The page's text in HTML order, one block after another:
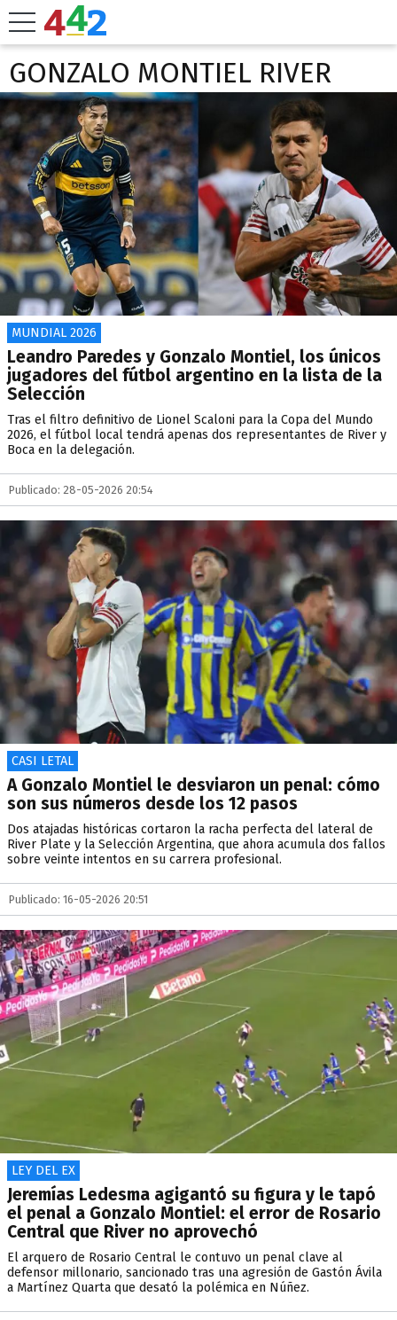
GONZALO MONTIEL RIVER
MUNDIAL 2026
Leandro Paredes y Gonzalo Montiel, los únicos
jugadores del fútbol argentino en la lista de la
Selección
Tras el filtro definitivo de Lionel Scaloni para la Copa del Mundo
2026, el fútbol local tendrá apenas dos representantes de River y
Boca en la delegación.
Publicado: 28-05-2026 20:54
CASI LETAL
A Gonzalo Montiel le desviaron un penal: cómo
son sus números desde los 12 pasos
Dos atajadas históricas cortaron la racha perfecta del lateral de
River Plate y la Selección Argentina, que ahora acumula dos fallos
sobre veinte intentos en su carrera profesional.
Publicado: 16-05-2026 20:51
LEY DEL EX
Jeremías Ledesma agigantó su figura y le tapó
el penal a Gonzalo Montiel: el error de Rosario
Central que River no aprovechó
El arquero de Rosario Central le contuvo un penal clave al
defensor millonario, sancionado tras una agresión de Gastón Ávila
a Martínez Quarta que desató la polémica en Núñez.